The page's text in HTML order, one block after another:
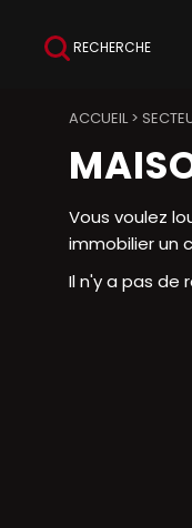
RECHERCHE
ACCUEIL>
Vous voulez
immobilier un
Il n'y a pas de